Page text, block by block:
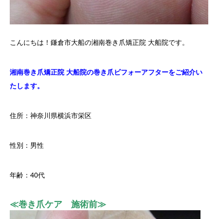
こんにちは！鎌倉市大船の湘南巻き爪矯正院 大船院です。
湘南巻き爪矯正院 大船院の巻き爪ビフォーアフターをご紹介い
たします。
住所：神奈川県横浜市栄区
性別：男性
年齢：40代
≪巻き爪ケア 施術前≫